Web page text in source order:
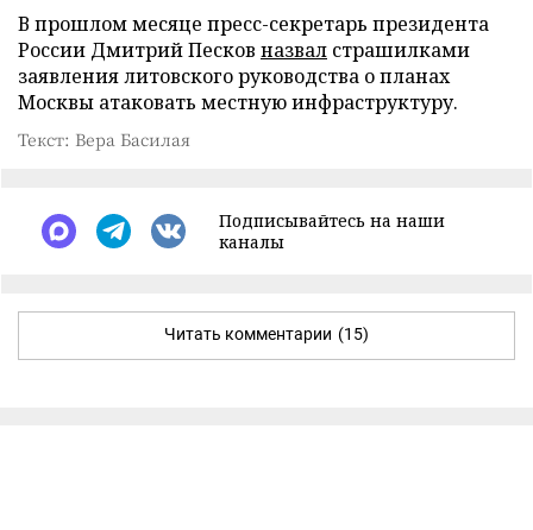
В прошлом месяце пресс-секретарь президента
России Дмитрий Песков назвал страшилками
заявления литовского руководства о планах
Москвы атаковать местную инфраструктуру.
Текст: Вера Басилая
Подписывайтесь на наши
каналы
Читать комментарии (15)